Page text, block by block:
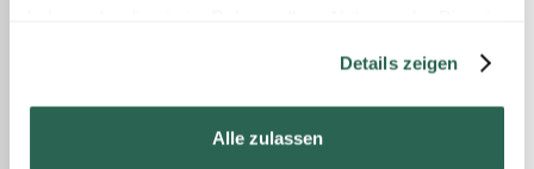
Details zeigen
Alle zulassen